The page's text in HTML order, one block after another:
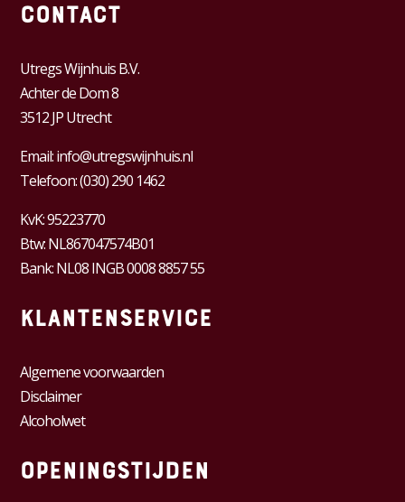
Contact
Utregs Wijnhuis B.V.
Achter de Dom 8
3512 JP Utrecht
Email:info@utregswijnhuis.nl
Telefoon:(030) 290 1462
KvK:95223770
Btw:NL867047574B01
Bank: NL08 INGB 0008 8857 55
Klantenservice
Algemene voorwaarden
Disclaimer
Alcoholwet
Openingstijden